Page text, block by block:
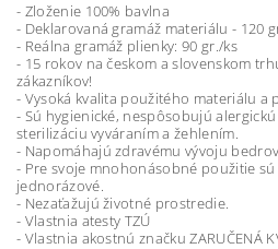
- Zloženie 100% bavlna
- Deklarovaná gramáž materiálu - 120
- Reálna gramáž plienky: 90 gr./ks
- 15 rokov na českom a slovenskom
zákazníkov!
- Vysoká kvalita použitého materiálu a
- Sú hygienické, nespôsobujú
sterilizáciu vyváraním a žehlením.
- Napomáhajú zdravému vývoju
- Pre svoje mnohonásobné použitie
jednorázové.
- Nezaťažujú životné prostredie.
- Vlastnia atesty TZÚ
- Vlastnia akostnú značku ZARUČENÁ